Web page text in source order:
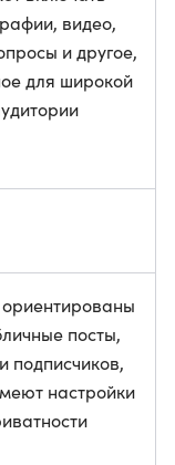
видео,
и другое,
для широкой
посты,
подписчиков,
настройки